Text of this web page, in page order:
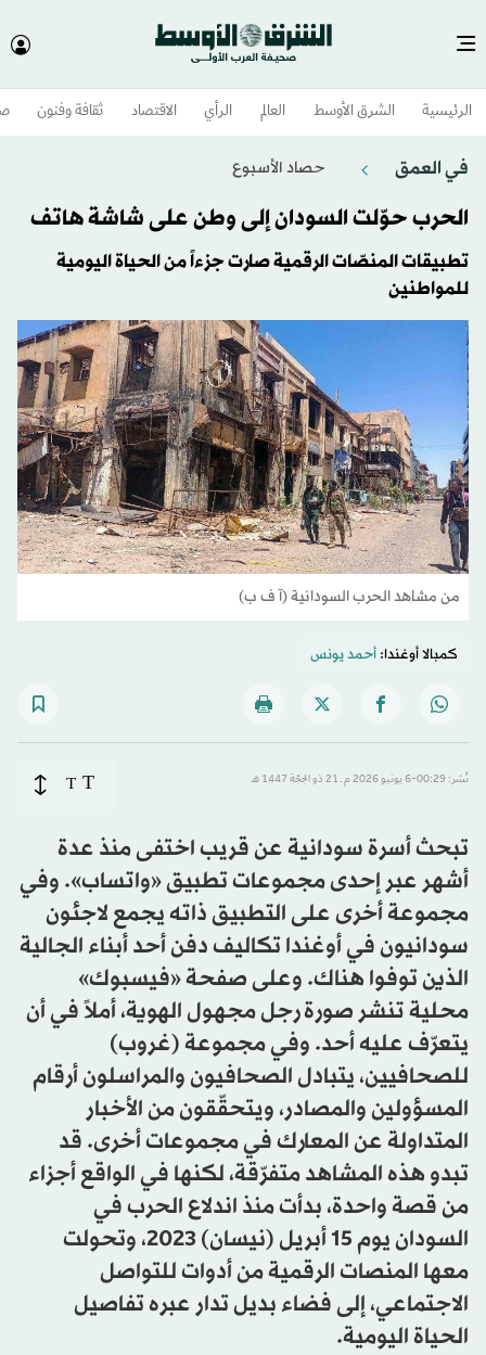
الرئيسية الشرق الأوسط​ العالم الرأي الاقتصاد ثقافة وفنون
في العمق حصاد الأسبوع
الحرب حوّلت السودان إلى وطن على شاشة هاتف
تطبيقات المنصّات الرقمية صارت جزءاً من الحياة اليومية
للمواطنين
من مشاهد الحرب السودانية (آ ف ب)
كمبالا أوغندا:أحمد يونس
نُشر: 00:29-6 يونيو 2026 م ـ 21 ذو الحِجّة 1447 هـ T
T
تبحث أسرة سودانية عن قريب اختفى منذ عدة
أشهر عبر إحدى مجموعات تطبيق «واتساب». وفي
مجموعة أخرى على التطبيق ذاته يجمع لاجئون
سودانيون في أوغندا تكاليف دفن أحد أبناء الجالية
الذين توفوا هناك. وعلى صفحة «فيسبوك»
محلية تنشر صورة رجل مجهول الهوية، أملاً في أن
يتعرّف عليه أحد. وفي مجموعة (غروب)
للصحافيين، يتبادل الصحافيون والمراسلون أرقام
المسؤولين والمصادر، ويتحقّقون من الأخبار
المتداولة عن المعارك في مجموعات أخرى. قد
تبدو هذه المشاهد متفرّقة، لكنها في الواقع أجزاء
من قصة واحدة، بدأت منذ اندلاع الحرب في
السودان يوم 15 أبريل (نيسان) 2023، وتحولت
معها المنصات الرقمية من أدوات للتواصل
الاجتماعي، إلى فضاء بديل تدار عبره تفاصيل
الحياة اليومية.